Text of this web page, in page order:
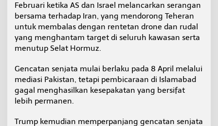
Februari ketika AS dan Israel melancarkan serangan
bersama terhadap Iran, yang mendorong Teheran
untuk membalas dengan rentetan drone dan rudal
yang menghantam target di seluruh kawasan serta
menutup Selat Hormuz.
Gencatan senjata mulai berlaku pada 8 April melalui
mediasi Pakistan, tetapi pembicaraan di Islamabad
gagal menghasilkan kesepakatan yang bersifat
lebih permanen.
Trump kemudian memperpanjang gencatan senjata